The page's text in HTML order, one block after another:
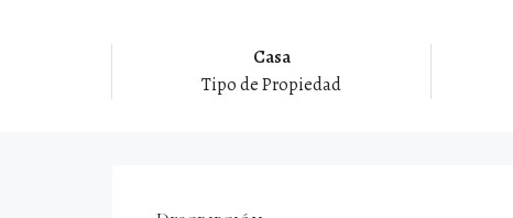
Casa
Tipo de Propiedad